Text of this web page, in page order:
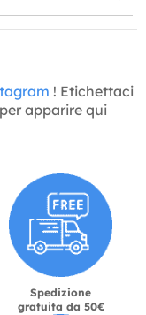
! Etichettaci
per apparire qui
Spedizione
gratuita da 50€